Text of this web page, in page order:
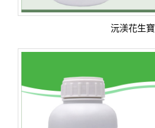
沅渼花生寶